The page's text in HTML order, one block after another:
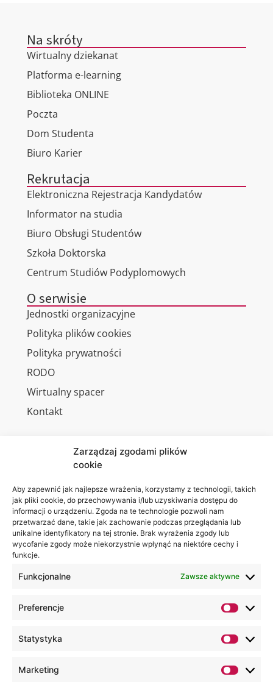
Zarządzaj zgodami plików
cookie
Aby zapewnić jak najlepsze wrażenia, korzystamy z technologii, takich
jak pliki cookie, do przechowywania i/lub uzyskiwania dostępu do
informacji o urządzeniu. Zgoda na te technologie pozwoli nam
przetwarzać dane, takie jak zachowanie podczas przeglądania lub
unikalne identyfikatory na tej stronie. Brak wyrażenia zgody lub
wycofanie zgody może niekorzystnie wpłynąć na niektóre cechy i
funkcje.
Funkcjonalne Zawsze aktywne
Preferencje
Statystyka
Marketing
Na skróty
Wirtualny dziekanat
Platforma e-learning
Biblioteka ONLINE
Poczta
Dom Studenta
Biuro Karier
Rekrutacja
Elektroniczna Rejestracja Kandydatów
Informator na studia
Biuro Obsługi Studentów
Szkoła Doktorska
Centrum Studiów Podyplomowych
O serwisie
Jednostki organizacyjne
Polityka plików cookies
Polityka prywatności
RODO
Wirtualny spacer
Kontakt
Akademia
WSEI
ul.
Projektowa
4